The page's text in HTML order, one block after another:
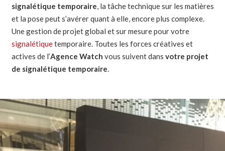
signalétique temporaire , la tâche technique sur les matières
et la pose peut s’avérer quant à elle, encore plus complexe.
Une gestion de projet global et sur mesure pour votre
signalétiquetemporaire. Toutes les forces créatives et
actives de l’Agence Watch vous suivent dans votre projet
de signalétique temporaire